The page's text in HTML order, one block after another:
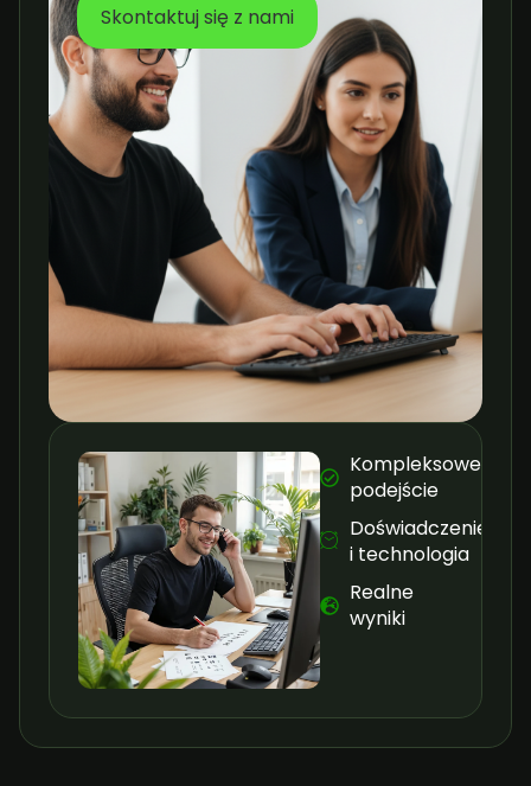
Skontaktuj się z nami
Kompleksowe
podejście
Doświadczenie
i technologia
Realne
wyniki